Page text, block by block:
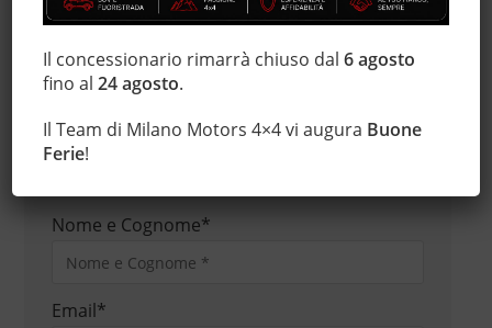
per eventuali involontarie incongruenze, che non
rappresentano in alcun modo un impegno
contrattuale.
Nome e Cognome*
Email*
Il concessionario rimarrà chiuso dal6 agosto
fino al24 agosto.
Il Team di Milano Motors 4×4 vi augura Buone
Ferie!